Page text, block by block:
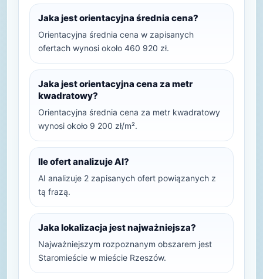
Jaka jest orientacyjna średnia cena?
Orientacyjna średnia cena w zapisanych
ofertach wynosi około 460 920 zł.
Jaka jest orientacyjna cena za metr
kwadratowy?
Orientacyjna średnia cena za metr kwadratowy
wynosi około 9 200 zł/m².
Ile ofert analizuje AI?
AI analizuje 2 zapisanych ofert powiązanych z
tą frazą.
Jaka lokalizacja jest najważniejsza?
Najważniejszym rozpoznanym obszarem jest
Staromieście w mieście Rzeszów.